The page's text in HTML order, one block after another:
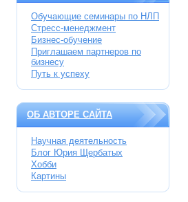
Обучающие семинары по НЛП
Стресс-менеджмент
Бизнес-обучение
Приглашаем партнеров по
бизнесу
Путь к успеху
ОБ АВТОРЕ САЙТА
Научная деятельность
Блог Юрия Щербатых
Хобби
Картины